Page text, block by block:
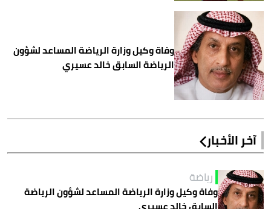
وفاة وكيل وزارة الرياضة المساعد لشؤون
الرياضة السابق خالد عسيري
آخر الأخبار
رياضة
وفاة وكيل وزارة الرياضة المساعد لشؤون الرياضة